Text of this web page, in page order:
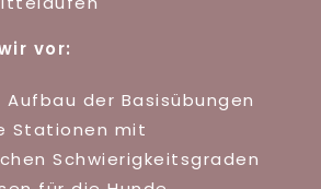
vor:
Aufbau der Basisübungen
Stationen mit
Schwierigkeitsgraden